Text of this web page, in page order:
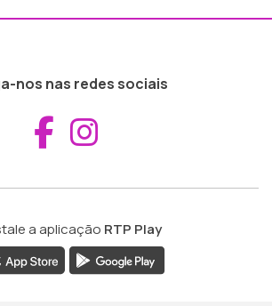
nos nas redes sociais
Aceder ao
a aplicação RTP Play